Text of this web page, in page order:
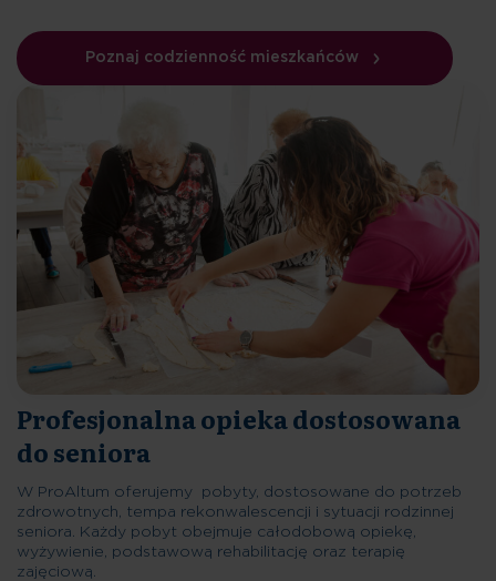
Poznaj codzienność mieszkańców
Profesjonalna opieka dostosowana
do seniora
W ProAltum oferujemy pobyty, dostosowane do potrzeb
zdrowotnych, tempa rekonwalescencji i sytuacji rodzinnej
seniora. Każdy pobyt obejmuje całodobową opiekę,
wyżywienie, podstawową rehabilitację oraz terapię
zajęciową.